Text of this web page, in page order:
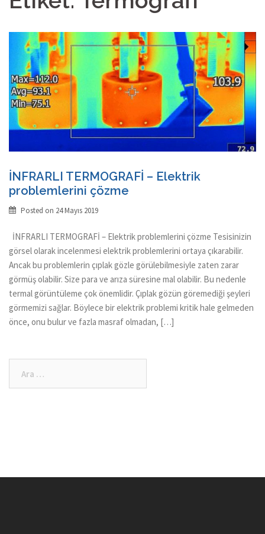
İNFRARLI TERMOGRAFİ – Elektrik
problemlerini çözme
Posted on 24 Mayıs 2019
İNFRARLI TERMOGRAFİ – Elektrik problemlerini çözme Tesisinizin
görsel olarak incelenmesi elektrik problemlerini ortaya çıkarabilir.
Ancak bu problemlerin çıplak gözle görülebilmesiyle zaten zarar
görmüş olabilir. Size para ve arıza süresine mal olabilir. Bu nedenle
termal görüntüleme çok önemlidir. Çıplak gözün göremediği şeyleri
görmemizi sağlar. Böylece bir elektrik problemi kritik hale gelmeden
önce, onu bulur ve fazla masraf olmadan, […]